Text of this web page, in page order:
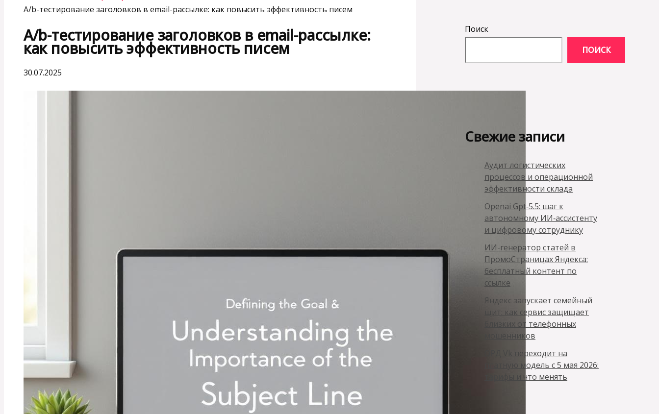
A/b-тестирование заголовков в email-рассылке: как повысить эффективность писем
A/b-тестирование заголовков в email-рассылке:
как повысить эффективность писем
30.07.2025
Поиск
ПОИСК
Свежие записи
Аудит логистических
процессов и операционной
эффективности склада
Openai Gpt‑5.5: шаг к
автономному ИИ‑ассистенту
и цифровому сотруднику
ИИ-генератор статей в
ПромоСтраницах Яндекса:
бесплатный контент по
ссылке
Яндекс запускает семейный
щит: как сервис защищает
близких от телефонных
мошенников
ОРД Vk переходит на
платную модель с 5 мая 2026:
тарифы и что менять